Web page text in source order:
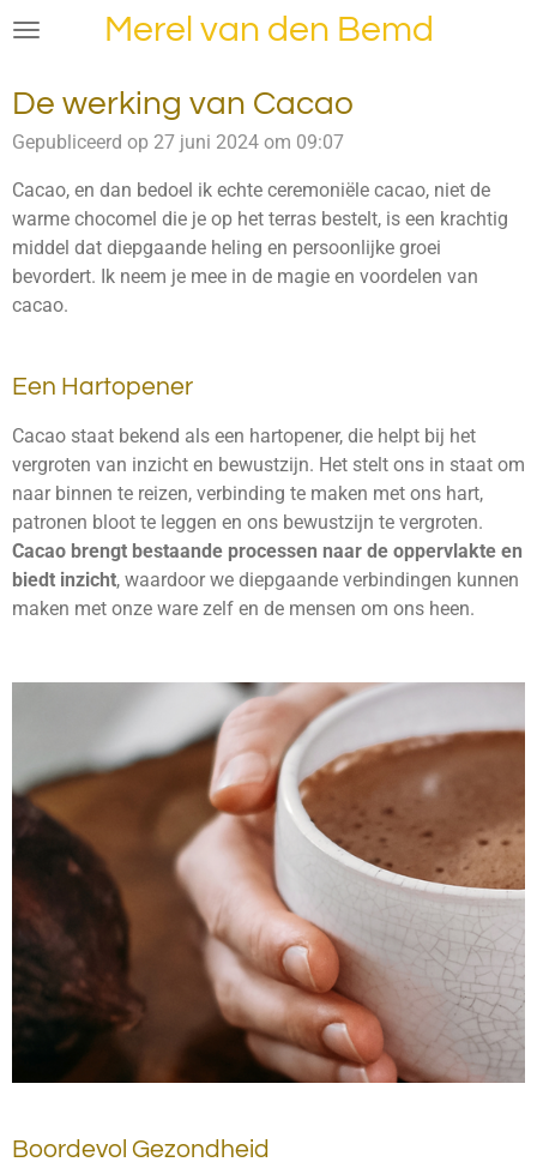
Ga
de
hoofdinhoud
Merel van den Bemd
De werking van Cacao
Gepubliceerd op 27 juni 2024 om 09:07
Cacao, en dan bedoel ik echte ceremoniële cacao, niet de
warme chocomel die je op het terras bestelt, is een krachtig
middel dat diepgaande heling en persoonlijke groei
bevordert. Ik neem je mee in de magie en voordelen van
cacao.
Een Hartopener
Cacao staat bekend als een hartopener, die helpt bij het
vergroten van inzicht en bewustzijn. Het stelt ons in staat om
naar binnen te reizen, verbinding te maken met ons hart,
patronen bloot te leggen en ons bewustzijn te vergroten.
Cacao brengt bestaande processen naar de oppervlakte en
biedt inzicht, waardoor we diepgaande verbindingen kunnen
maken met onze ware zelf en de mensen om ons heen.
Boordevol Gezondheid